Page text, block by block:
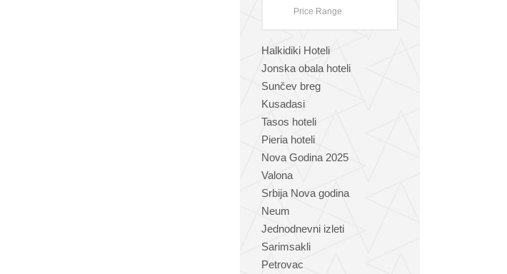
Halkidiki Hoteli
Jonska obala hoteli
Sunčev breg
Kusadasi
Tasos hoteli
Pieria hoteli
Nova Godina 2025
Valona
Srbija Nova godina
Neum
Jednodnevni izleti
Sarimsakli
Petrovac